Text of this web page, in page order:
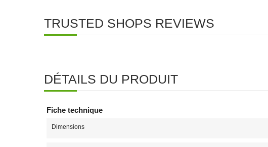
TRUSTED SHOPS REVIEWS
DÉTAILS DU PRODUIT
Fiche technique
Dimensions